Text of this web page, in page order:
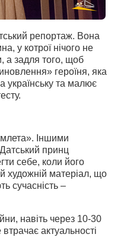
репортаж. Вона
у котрої нічого не
а задля того, щоб
героїня, яка
українську та малює
Іншими
принц
себе, коли його
художній матеріал, що
сучасність –
навіть через 10-30
актуальності